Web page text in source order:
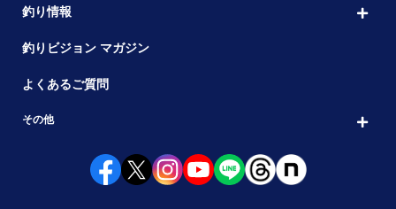
釣り情報
釣りビジョン マガジン
よくあるご質問
その他